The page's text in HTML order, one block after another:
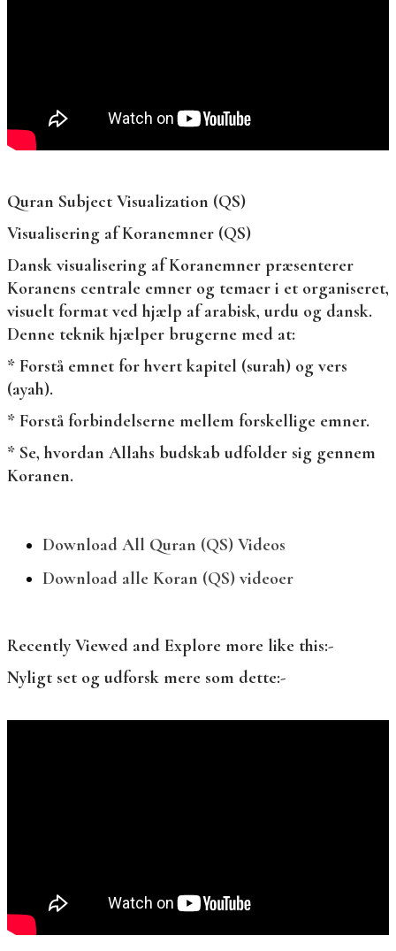
Quran Subject Visualization (QS)
Visualisering af Koranemner (QS)
Dansk visualisering af Koranemner præsenterer
Koranens centrale emner og temaer i et organiseret,
visuelt format ved hjælp af arabisk, urdu og dansk.
Denne teknik hjælper brugerne med at:
* Forstå emnet for hvert kapitel (surah) og vers
(ayah).
* Forstå forbindelserne mellem forskellige emner.
* Se, hvordan Allahs budskab udfolder sig gennem
Koranen.
Download All Quran (QS) Videos
Download alle Koran (QS) videoer
Recently Viewed and Explore more like this:-
Nyligt set og udforsk mere som dette:-